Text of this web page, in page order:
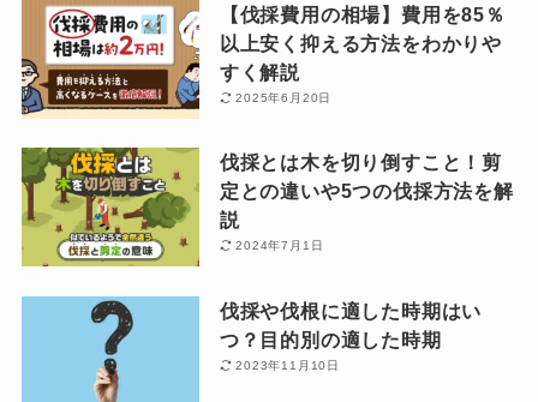
【伐採費用の相場】費用を85％
以上安く抑える方法をわかりや
すく解説
2025年6月20日
伐採とは木を切り倒すこと！剪
定との違いや5つの伐採方法を解
説
2024年7月1日
伐採や伐根に適した時期はい
つ？目的別の適した時期
2023年11月10日